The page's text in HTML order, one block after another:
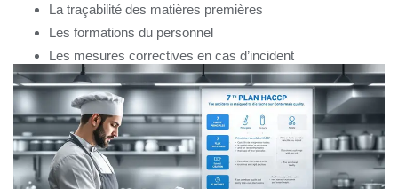
La traçabilité des matières premières
Les formations du personnel
Les mesures correctives en cas d’incident